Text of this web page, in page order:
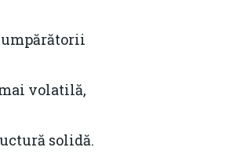
volatilă,
solidă.